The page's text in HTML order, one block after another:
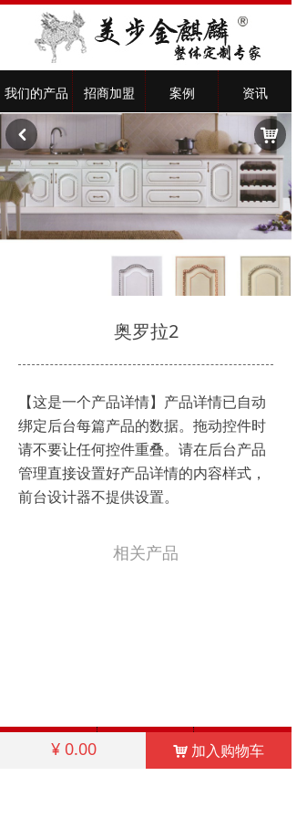
我们的产品 招商加盟 案例 资讯
奥罗拉2
【这是一个产品详情】产品详情已自动
绑定后台每篇产品的数据。拖动控件时
请不要让任何控件重叠。请在后台产品
管理直接设置好产品详情的内容样式，
前台设计器不提供设置。
相关产品
¥ 0.00
낙
낒
낙 加入购物车
首页 联系我们